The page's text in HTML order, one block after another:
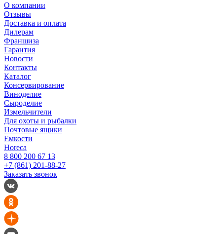
О компании
Отзывы
Доставка и оплата
Дилерам
Франшиза
Гарантия
Новости
Контакты
Каталог
Консервирование
Виноделие
Сыроделие
Измельчители
Для охоты и рыбалки
Почтовые ящики
Емкости
Horeca
8 800 200 67 13
+7 (861) 201-88-27
Заказать звонок